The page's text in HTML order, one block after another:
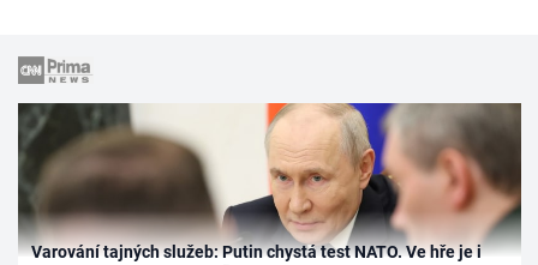
Varování tajných služeb: Putin chystá test NATO. Ve hře je i